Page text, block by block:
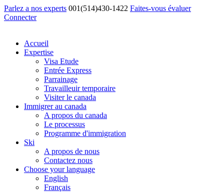
Parlez a nos experts 001(514)430-1422 Faites-vous évaluer
Connecter
Accueil
Expertise
Visa Etude
Entrée Express
Parrainage
Travailleuir temporaire
Visiter le canada
Immigrer au canada
A propos du canada
Le processus
Programme d'immigration
Ski
A propos de nous
Contactez nous
Choose your language
English
Français